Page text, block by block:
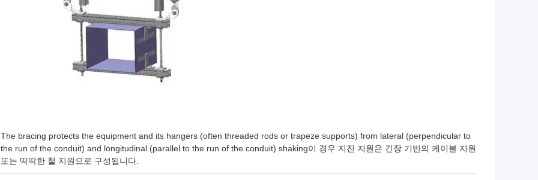
The bracing protects the equipment and its hangers (often threaded rods or trapeze supports) from lateral (perpendicular to
the run of the conduit) and longitudinal (parallel to the run of the conduit) shaking이 경우 지진 지원은 긴장 기반의 케이블 지원
또는 딱딱한 철 지원으로 구성됩니다.